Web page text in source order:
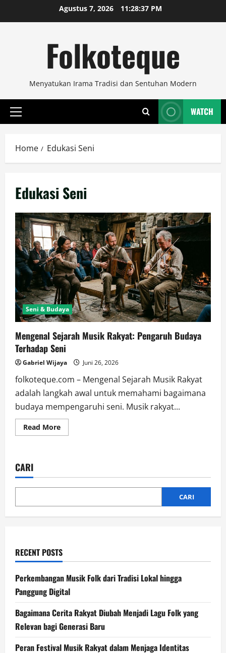
to
Agustus 7, 2026 11:28:37 PM
Folkoteque
Menyatukan Irama Tradisi dan Sentuhan Modern
Primary
WATCH
Home Edukasi Seni
Edukasi Seni
Seni & Budaya
Mengenal Sejarah Musik Rakyat: Pengaruh Budaya
Terhadap Seni
Gabriel Wijaya Juni 26, 2026
folkoteque.com – Mengenal Sejarah Musik Rakyat
adalah langkah awal untuk memahami bagaimana
budaya mempengaruhi seni. Musik rakyat...
Read MoreRead
more
Pengaruh
Terhadap
CARI
CARI
RECENT POSTS
Perkembangan Musik Folk dari Tradisi Lokal hingga
Panggung Digital
Bagaimana Cerita Rakyat Diubah Menjadi Lagu Folk yang
Relevan bagi Generasi Baru
Peran Festival Musik Rakyat dalam Menjaga Identitas